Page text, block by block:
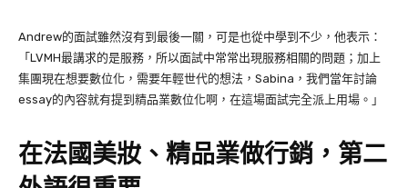
Andrew的面試雖然沒有到最後一關，可是也從中學到不少，他表示：
「LVMH最講求的是服務，所以面試中常常出現服務相關的問題；加上
集團現在想要數位化，需要年輕世代的想法， Sabina ，我們當年討論
essay的內容就有提到精品業數位化啊，在這場面試完全派上用場。」
在法國美妝、精品業做行銷，第二